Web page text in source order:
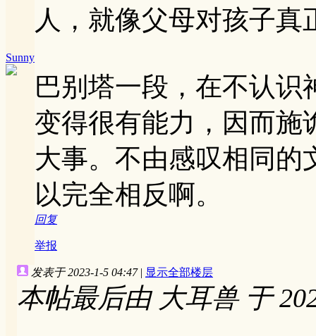
Sunny
人，就像父母对孩子
巴别塔一段，在不认
变得很有能力，因而施
大事。不由感叹相同的
以完全相反啊。
回复
举报
发表于 2023-1-5 04:47 | 显示全部楼层
本帖最后由 大耳兽 于